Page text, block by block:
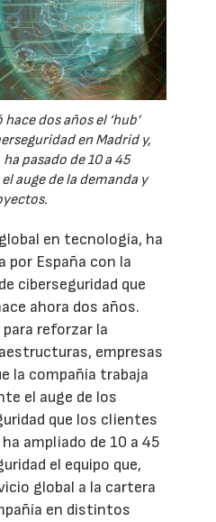
dos años el ‘hub’
en Madrid y,
pasado de 10 a 45
auge de la demanda y
en tecnología, ha
por España con la
ciberseguridad que
ahora dos años.
reforzar la
empresas
la compañía trabaja
el auge de los
que los clientes
ampliado de 10 a 45
el equipo que,
global a la cartera
en distintos